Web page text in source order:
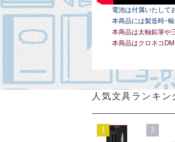
電池は付属いたして
本商品には製造時･
本商品は太軸鉛筆や
本商品はクロネコ
人気文具ランキン
1 2